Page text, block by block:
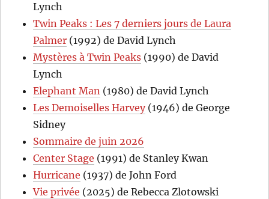
Lynch
Twin Peaks : Les 7 derniers jours de Laura
Palmer (1992) de David Lynch
Mystères à Twin Peaks (1990) de David
Lynch
Elephant Man (1980) de David Lynch
Les Demoiselles Harvey(1946) de George
Sidney
Sommaire de juin 2026
Center Stage (1991) de Stanley Kwan
Hurricane (1937) de John Ford
Vie privée (2025) de Rebecca Zlotowski